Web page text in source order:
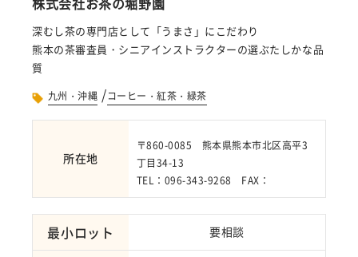
深むし茶の専門店として「うまさ」にこだわり
熊本の茶審査員・シニアインストラクターの選ぶたしかな品
質
九州・沖縄 /コーヒー・紅茶・緑茶
所在地
〒860-0085 熊本県熊本市北区高平3
丁目34-13
TEL：096-343-9268 FAX：
最小ロット 要相談